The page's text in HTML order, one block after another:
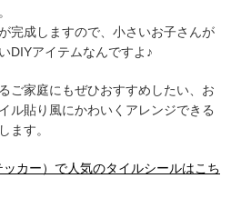
完成しますので、小さいお子さんが
DIYアイテムなんですよ♪
ご家庭にもぜひおすすめしたい、お
ル貼り風にかわいくアレンジできる
ます。
カー）で人気のタイルシールはこち